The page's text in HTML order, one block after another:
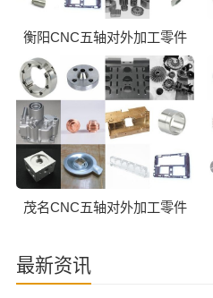
衡阳CNC五轴对外加工零件
茂名CNC五轴对外加工零件
最新资讯